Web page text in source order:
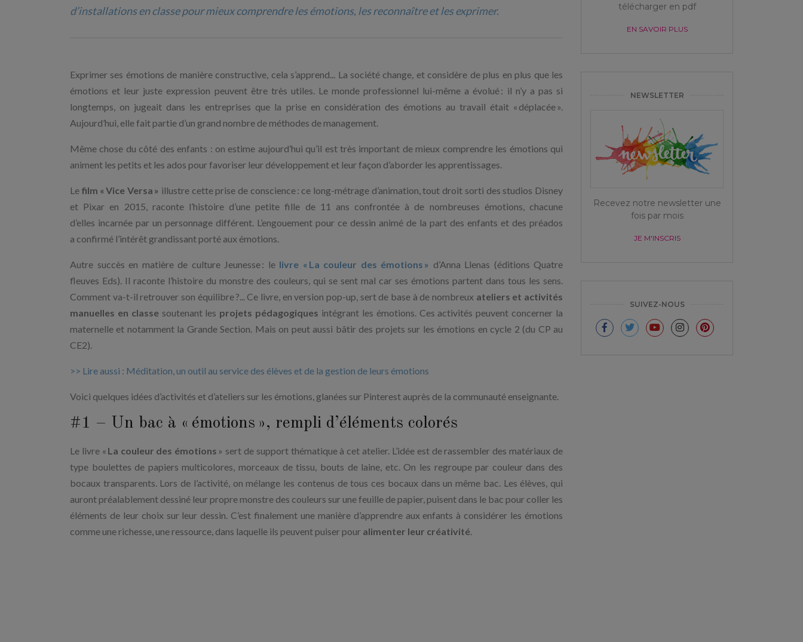
d’installations en classe pour mieux comprendre les émotions, les reconnaître et les exprimer.
Exprimer ses émotions de manière constructive, cela s’apprend... La société change, et considère de plus en plus que les
émotions et leur juste expression peuvent être très utiles. Le monde professionnel lui-même a évolué : il n’y a pas si
longtemps, on jugeait dans les entreprises que la prise en considération des émotions au travail était « déplacée ».
Aujourd’hui, elle fait partie d’un grand nombre de méthodes de management.
Même chose du côté des enfants : on estime aujourd’hui qu’il est très important de mieux comprendre les émotions qui
animent les petits et les ados pour favoriser leur développement et leur façon d’aborder les apprentissages.
Le film « Vice Versa » illustre cette prise de conscience : ce long-métrage d’animation, tout droit sorti des studios Disney
et Pixar en 2015, raconte l’histoire d’une petite fille de 11 ans confrontée à de nombreuses émotions, chacune
d’elles incarnée par un personnage différent. L’engouement pour ce dessin animé de la part des enfants et des préados
a confirmé l’intérêt grandissant porté aux émotions.
Autre succès en matière de culture Jeunesse : le livre « La couleur des émotions » d’Anna Llenas (éditions Quatre
fleuves Eds). Il raconte l’histoire du monstre des couleurs, qui se sent mal car ses émotions partent dans tous les sens.
Comment va-t-il retrouver son équilibre ?... Ce livre, en version pop-up, sert de base à de nombreux ateliers et activités
manuelles en classesoutenant les projets pédagogiques intégrant les émotions. Ces activités peuvent concerner la
maternelle et notamment la Grande Section. Mais on peut aussi bâtir des projets sur les émotions en cycle 2 (du CP au
CE2).
>> Lire aussi : Méditation, un outil au service des élèves et de la gestion de leurs émotions
Voici quelques idées d’activités et d’ateliers sur les émotions, glanées sur Pinterest auprès de la communauté enseignante.
#1 – Un bac à « émotions », rempli d’éléments colorés
Le livre « La couleur des émotions » sert de support thématique à cet atelier. L’idée est de rassembler des matériaux de
type boulettes de papiers multicolores, morceaux de tissu, bouts de laine, etc. On les regroupe par couleur dans des
bocaux transparents. Lors de l’activité, on mélange les contenus de tous ces bocaux dans un même bac. Les élèves, qui
auront préalablement dessiné leur propre monstre des couleurs sur une feuille de papier, puisent dans le bac pour coller les
éléments de leur choix sur leur dessin. C’est finalement une manière d’apprendre aux enfants à considérer les émotions
comme une richesse, une ressource, dans laquelle ils peuvent puiser pour alimenter leur créativité.
télécharger en pdf
EN SAVOIR PLUS
NEWSLETTER
Recevez notre newsletter une
fois par mois
JE M'INSCRIS
SUIVEZ-NOUS